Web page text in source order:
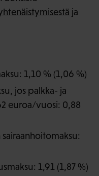
ja
1,10 % (1,06 %)
jos palkka- ja
euroa/vuosi: 0,88
1,91 (1,87 %)